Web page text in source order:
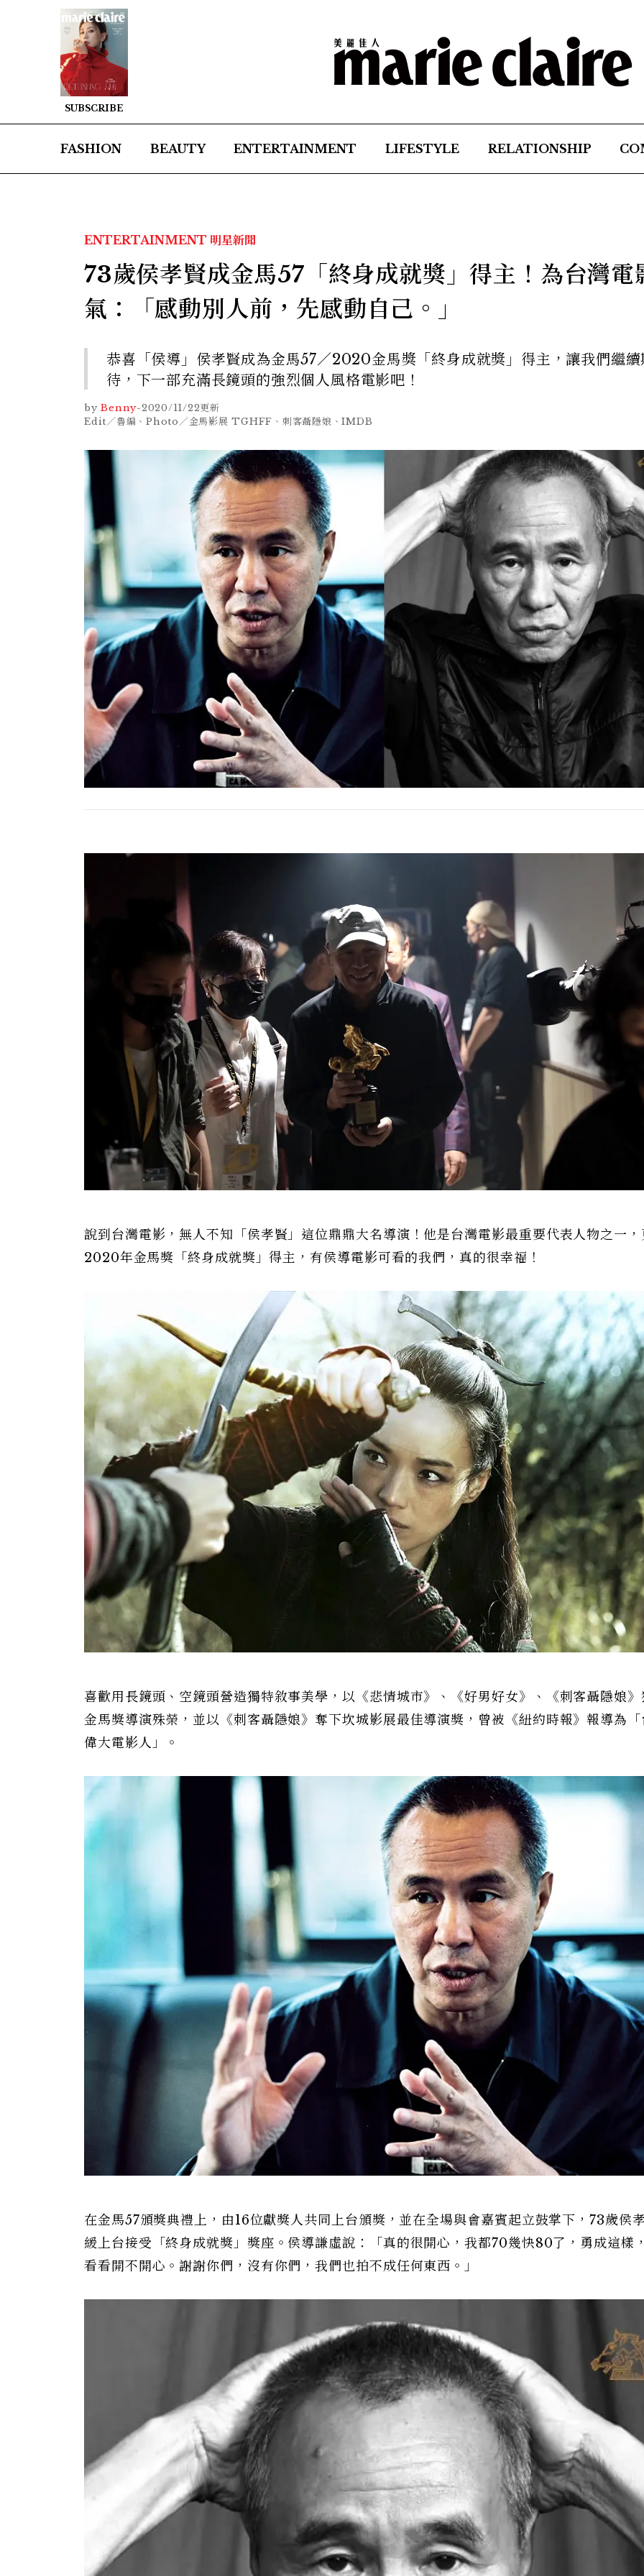
SUBSCRIBE
FASHION BEAUTY ENTERTAINMENT LIFESTYLE RELATIONSHIP
ENTERTAINMENT 明星新聞
73歲侯孝賢成金馬57「終身成就獎」得主！為台灣電
氣：「感動別人前，先感動自己。」
恭喜「侯導」侯孝賢成為金馬57／2020金馬獎「終身成就獎」得主，讓我們繼續
待，下一部充滿長鏡頭的強烈個人風格電影吧！
by Benny-2020/11/22更新
Edit／魯編、Photo／金馬影展 TGHFF、刺客聶隱娘、IMDB
說到台灣電影，無人不知「侯孝賢」這位鼎鼎大名導演！他是台灣電影最重要代表人物之一
2020年金馬獎「終身成就獎」得主，有侯導電影可看的我們，真的很幸福！
喜歡用長鏡頭、空鏡頭營造獨特敘事美學，以《悲情城市》、《好男好女》、《刺客聶隱娘
金馬獎導演殊榮，並以《刺客聶隱娘》奪下坎城影展最佳導演獎，曾被《紐約時報》報導為
偉大電影人」。
在金馬57頒獎典禮上，由16位獻獎人共同上台頒獎，並在全場與會嘉賓起立鼓掌下，73歲侯
緩上台接受「終身成就獎」獎座。侯導謙虛說：「真的很開心，我都70幾快80了，勇成這樣
看看開不開心。謝謝你們，沒有你們，我們也拍不成任何東西。」